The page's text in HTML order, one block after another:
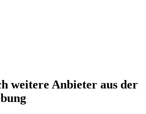
weitere Anbieter aus der